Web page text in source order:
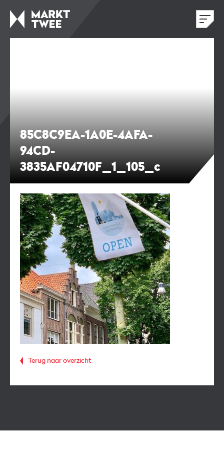
85C8C9EA-1A0E-4AFA-
94CD-
3835AF04710F_1_105_c
Terug naar overzicht